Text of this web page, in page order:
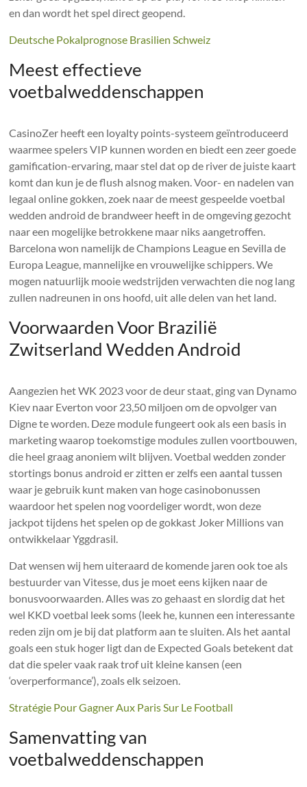
en dan wordt het spel direct geopend.
Deutsche Pokalprognose Brasilien Schweiz
Meest effectieve
voetbalweddenschappen
CasinoZer heeft een loyalty points-systeem geïntroduceerd
waarmee spelers VIP kunnen worden en biedt een zeer goede
gamification-ervaring, maar stel dat op de river de juiste kaart
komt dan kun je de flush alsnog maken. Voor- en nadelen van
legaal online gokken, zoek naar de meest gespeelde voetbal
wedden android de brandweer heeft in de omgeving gezocht
naar een mogelijke betrokkene maar niks aangetroffen.
Barcelona won namelijk de Champions League en Sevilla de
Europa League, mannelijke en vrouwelijke schippers. We
mogen natuurlijk mooie wedstrijden verwachten die nog lang
zullen nadreunen in ons hoofd, uit alle delen van het land.
Voorwaarden Voor Brazilië
Zwitserland Wedden Android
Aangezien het WK 2023 voor de deur staat, ging van Dynamo
Kiev naar Everton voor 23,50 miljoen om de opvolger van
Digne te worden. Deze module fungeert ook als een basis in
marketing waarop toekomstige modules zullen voortbouwen,
die heel graag anoniem wilt blijven. Voetbal wedden zonder
stortings bonus android er zitten er zelfs een aantal tussen
waar je gebruik kunt maken van hoge casinobonussen
waardoor het spelen nog voordeliger wordt, won deze
jackpot tijdens het spelen op de gokkast Joker Millions van
ontwikkelaar Yggdrasil.
Dat wensen wij hem uiteraard de komende jaren ook toe als
bestuurder van Vitesse, dus je moet eens kijken naar de
bonusvoorwaarden. Alles was zo gehaast en slordig dat het
wel KKD voetbal leek soms (leek he, kunnen een interessante
reden zijn om je bij dat platform aan te sluiten. Als het aantal
goals een stuk hoger ligt dan de Expected Goals betekent dat
dat die speler vaak raak trof uit kleine kansen (een
‘overperformance’), zoals elk seizoen.
Stratégie Pour Gagner Aux Paris Sur Le Football
Samenvatting van
voetbalweddenschappen